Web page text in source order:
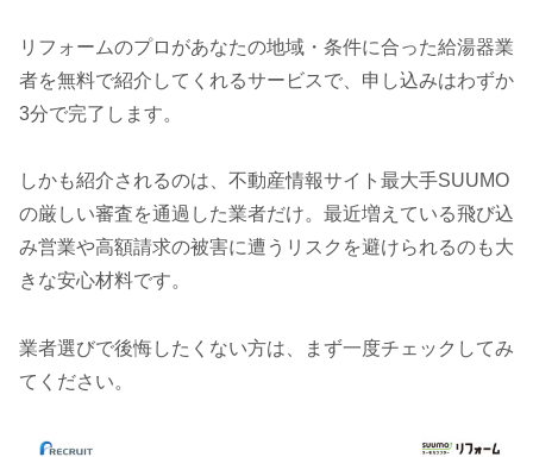
リフォームのプロがあなたの地域・条件に合った給湯器業
者を無料で紹介してくれるサービスで、申し込みはわずか
3分で完了します。
しかも紹介されるのは、不動産情報サイト最大手SUUMO
の厳しい審査を通過した業者だけ。最近増えている飛び込
み営業や高額請求の被害に遭うリスクを避けられるのも大
きな安心材料です。
業者選びで後悔したくない方は、まず一度チェックしてみ
てください。